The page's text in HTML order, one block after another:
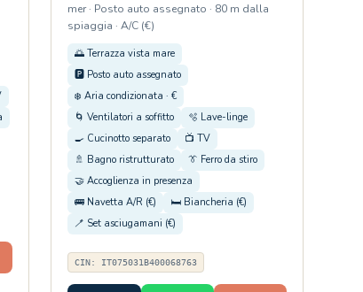
mer · Posto auto assegnato · 80 m dalla
spiaggia · A/C (€)
🌅 Terrazza vista mare
🅿️ Posto auto assegnato
❄️ Aria condizionata · €
🌀 Ventilatori a soffitto
🫧 Lave-linge
🍳 Cucinotto separato
📺 TV
🚿 Bagno ristrutturato
👔 Ferro da stiro
🤝 Accoglienza in presenza
🚌 Navetta A/R (€)
🛏️ Biancheria (€)
🪥 Set asciugamani (€)
CIN: IT075031B400068763